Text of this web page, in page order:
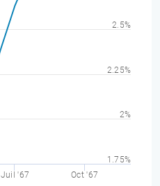
Juil '67 Oct '67
1.75%
2%
2.25%
2.5%